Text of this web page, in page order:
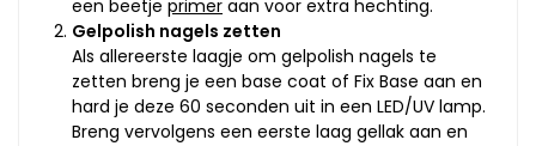
een beetje primer aan voor extra hechting.
Gelpolish nagels zetten
Als allereerste laagje om gelpolish nagels te
zetten breng je een base coat of Fix Base aan en
hard je deze 60 seconden uit in een LED/UV lamp.
Breng vervolgens een eerste laag gellak aan en